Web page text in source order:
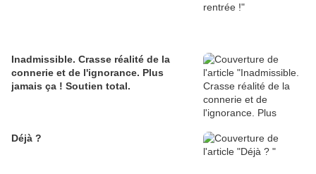
Inadmissible. Crasse réalité de la
connerie et de l'ignorance. Plus
jamais ça ! Soutien total.
Déjà ?